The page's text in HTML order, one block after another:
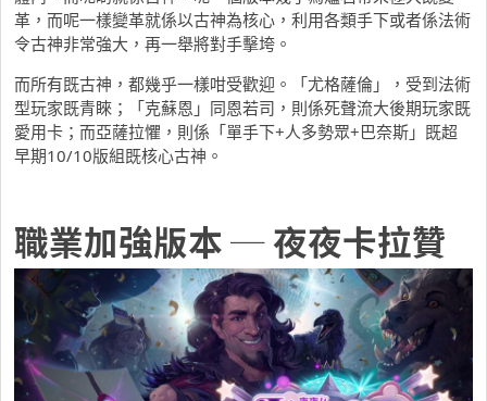
革，而呢一樣變革就係以古神為核心，利用各類手下或者係法術
令古神非常強大，再一舉將對手擊垮。
而所有既古神，都幾乎一樣咁受歡迎。「尤格薩倫」，受到法術
型玩家既青睞；「克蘇恩」同恩若司，則係死聲流大後期玩家既
愛用卡；而亞薩拉懼，則係「單手下+人多勢眾+巴奈斯」既超
早期10/10版組既核心古神。
職業加強版本 ─ 夜夜卡拉贊